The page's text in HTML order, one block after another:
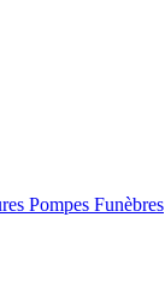
Pompes Funèbres